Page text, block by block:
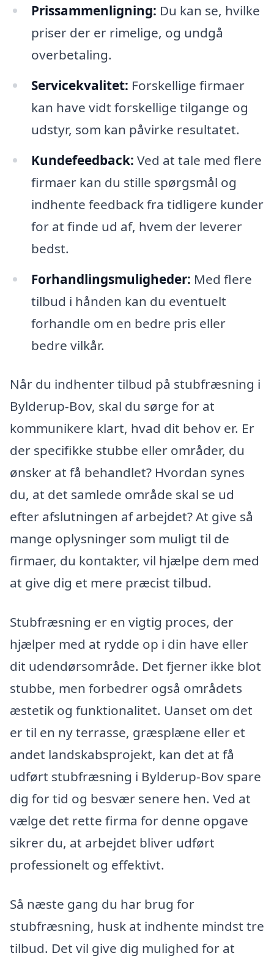
Prissammenligning: Du kan se, hvilke
priser der er rimelige, og undgå
overbetaling.
Servicekvalitet: Forskellige firmaer
kan have vidt forskellige tilgange og
udstyr, som kan påvirke resultatet.
Kundefeedback: Ved at tale med flere
firmaer kan du stille spørgsmål og
indhente feedback fra tidligere kunder
for at finde ud af, hvem der leverer
bedst.
Forhandlingsmuligheder: Med flere
tilbud i hånden kan du eventuelt
forhandle om en bedre pris eller
bedre vilkår.
Når du indhenter tilbud på stubfræsning i
Bylderup-Bov, skal du sørge for at
kommunikere klart, hvad dit behov er. Er
der specifikke stubbe eller områder, du
ønsker at få behandlet? Hvordan synes
du, at det samlede område skal se ud
efter afslutningen af arbejdet? At give så
mange oplysninger som muligt til de
firmaer, du kontakter, vil hjælpe dem med
at give dig et mere præcist tilbud.
Stubfræsning er en vigtig proces, der
hjælper med at rydde op i din have eller
dit udendørsområde. Det fjerner ikke blot
stubbe, men forbedrer også områdets
æstetik og funktionalitet. Uanset om det
er til en ny terrasse, græsplæne eller et
andet landskabsprojekt, kan det at få
udført stubfræsning i Bylderup-Bov spare
dig for tid og besvær senere hen. Ved at
vælge det rette firma for denne opgave
sikrer du, at arbejdet bliver udført
professionelt og effektivt.
Så næste gang du har brug for
stubfræsning, husk at indhente mindst tre
tilbud. Det vil give dig mulighed for at